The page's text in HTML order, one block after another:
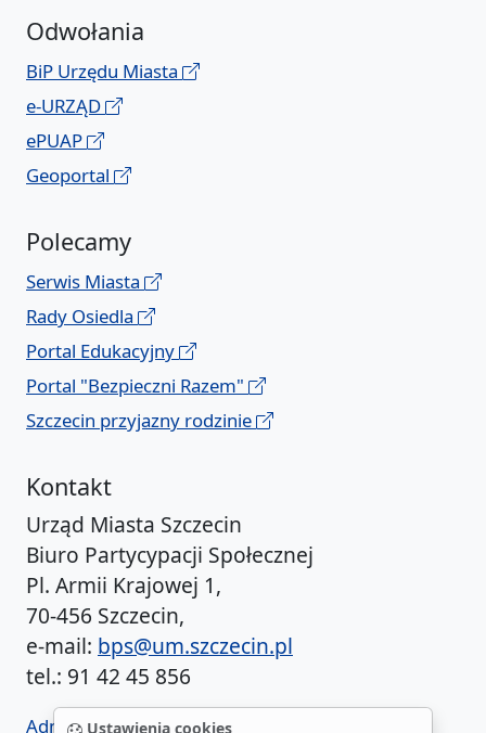
Ustawienia cookies
Odwołania
BiP Urzędu Miasta
e-URZĄD
ePUAP
Geoportal
Polecamy
Serwis Miasta
Rady Osiedla
Portal Edukacyjny
Portal "Bezpieczni Razem"
Szczecin przyjazny rodzinie
Kontakt
Urząd Miasta Szczecin
Biuro Partycypacji Społecznej
Pl. Armii Krajowej 1,
70-456 Szczecin,
e-mail: bps@um.szczecin.pl
tel.: 91 42 45 856
Administrator BIP UM